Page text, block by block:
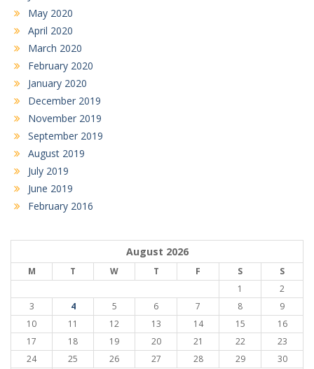
May 2020
April 2020
March 2020
February 2020
January 2020
December 2019
November 2019
September 2019
August 2019
July 2019
June 2019
February 2016
August 2026
M T W T F S
S
1
2
3
4 5 6 7 8
9
10
11 12 13 14 15
16
17
18 19 20 21 22
23
24
25 26 27 28 29
30